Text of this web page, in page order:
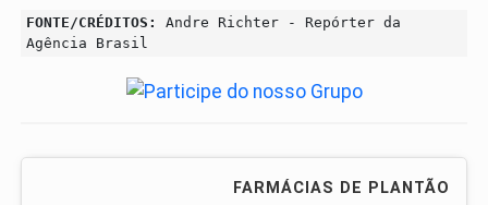
FONTE/CRÉDITOS:
Andre Richter - Repórter da
Agência Brasil
FARMÁCIAS DE PLANTÃO